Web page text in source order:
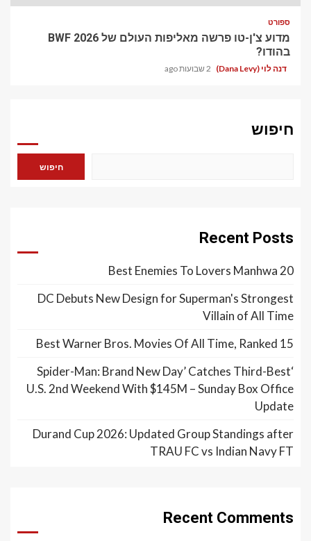
ספורט
מדוע צ'ן-טו פרשה מאליפות העולם של BWF 2026
בהודו?
דנה לוי (Dana Levy) 2 שבועות ago
חיפוש
חיפוש
Recent Posts
20 Best Enemies To Lovers Manhwa
DC Debuts New Design for Superman's Strongest
Villain of All Time
15 Best Warner Bros. Movies Of All Time, Ranked
‘Spider-Man: Brand New Day’ Catches Third-Best
U.S. 2nd Weekend With $145M – Sunday Box Office
Update
Durand Cup 2026: Updated Group Standings after
TRAU FC vs Indian Navy FT
Recent Comments